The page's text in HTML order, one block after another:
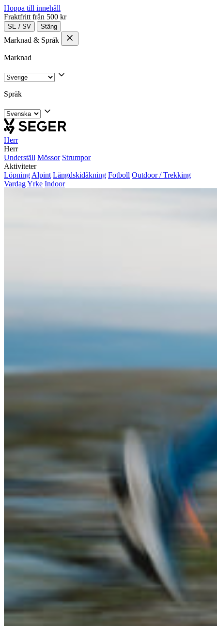
Hoppa till innehåll
Fraktfritt från 500 kr
SE / SV Stäng
Marknad & Språk
Marknad
Språk
Herr
Herr
Underställ Mössor Strumpor
Aktiviteter
Löpning Alpint Längdskidåkning Fotboll Outdoor / Trekking
VardagYrke Indoor